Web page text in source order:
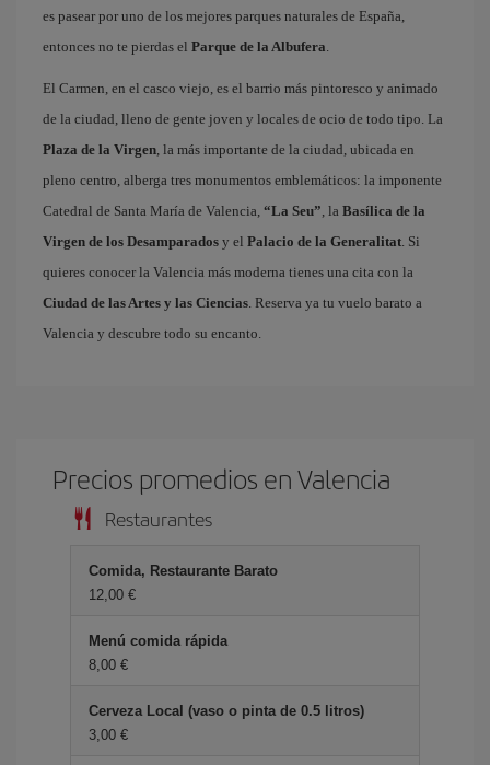
es pasear por uno de los mejores parques naturales de España,
entonces no te pierdas el Parque de la Albufera.
El Carmen, en el casco viejo, es el barrio más pintoresco y animado
de la ciudad, lleno de gente joven y locales de ocio de todo tipo. La
Plaza de la Virgen, la más importante de la ciudad, ubicada en
pleno centro, alberga tres monumentos emblemáticos: la imponente
Catedral de Santa María de Valencia, “La Seu”, la Basílica de la
Virgen de los Desamparados y el Palacio de la Generalitat. Si
quieres conocer la Valencia más moderna tienes una cita con la
Ciudad de las Artes y las Ciencias. Reserva ya tu vuelo barato a
Valencia y descubre todo su encanto.
Precios promedios en Valencia
Restaurantes
Comida, Restaurante Barato
12,00 €
Menú comida rápida
8,00 €
Cerveza Local (vaso o pinta de 0.5 litros)
3,00 €